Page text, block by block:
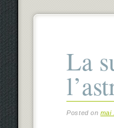
La
Posted on mai